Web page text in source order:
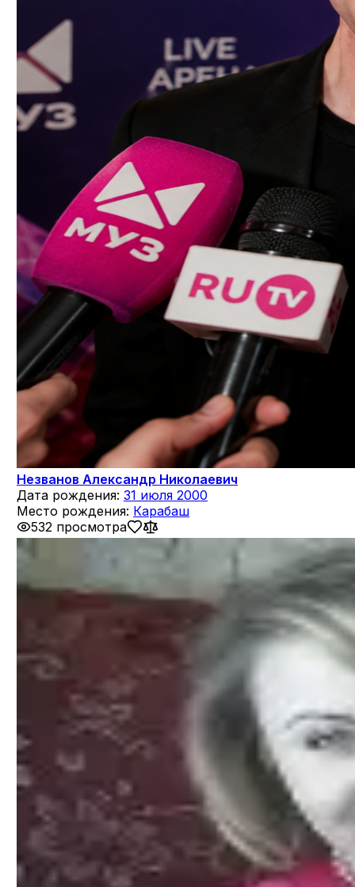
Незванов Александр Николаевич
Дата рождения: 31 июля 2000
Место рождения: Карабаш
532 просмотра